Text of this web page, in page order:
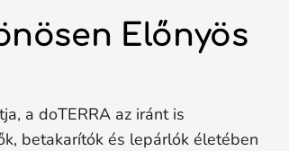
Előnyös
a doTERRA az iránt is
betakarítók és lepárlók életében